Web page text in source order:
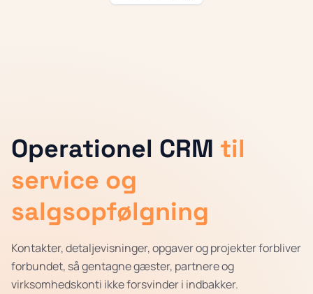
Operationel CRM til
service og
salgsopfølgning
Kontakter, detaljevisninger, opgaver og projekter forbliver
forbundet, så gentagne gæster, partnere og
virksomhedskonti ikke forsvinder i indbakker.